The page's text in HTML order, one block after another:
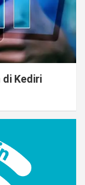
di Kediri